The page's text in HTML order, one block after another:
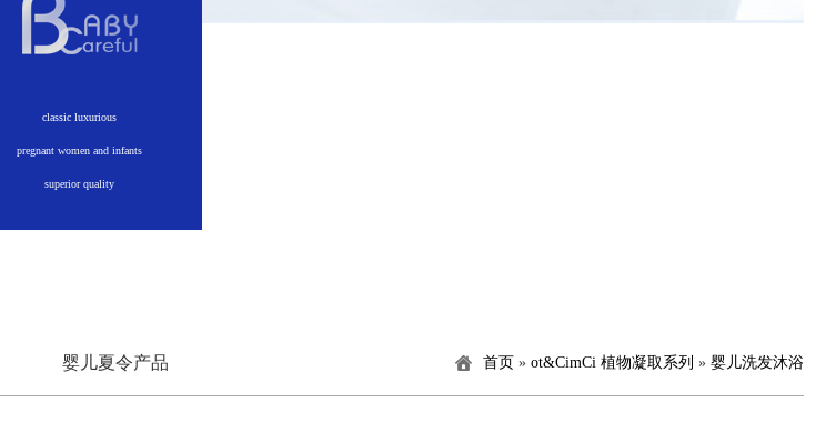
classic luxurious
pregnant women and infants
superior quality
婴儿夏令产品 首页 » ot&CimCi 植物凝取系列 » 婴儿洗发沐浴